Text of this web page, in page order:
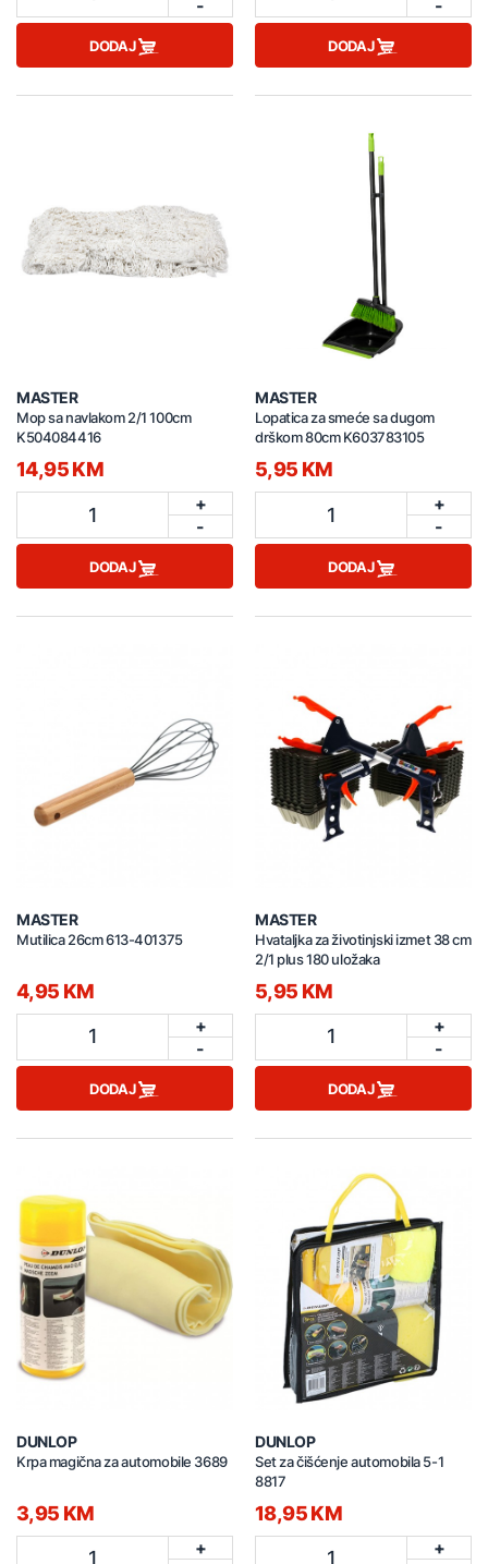
-
DODAJ
-
DODAJ
MASTER
Mop sa navlakom 2/1 100cm
K504084416
14,95 KM
1
+
-
DODAJ
MASTER
Lopatica za smeće sa dugom
drškom 80cm K603783105
5,95 KM
1
+
-
DODAJ
MASTER
Mutilica 26cm 613-401375
4,95 KM
1
+
-
DODAJ
MASTER
Hvataljka za životinjski izmet 38 cm
2/1 plus 180 uložaka
5,95 KM
1
+
-
DODAJ
DUNLOP
Krpa magična za automobile 3689
3,95 KM
1
+
DUNLOP
Set za čišćenje automobila 5-1
8817
18,95 KM
1
+